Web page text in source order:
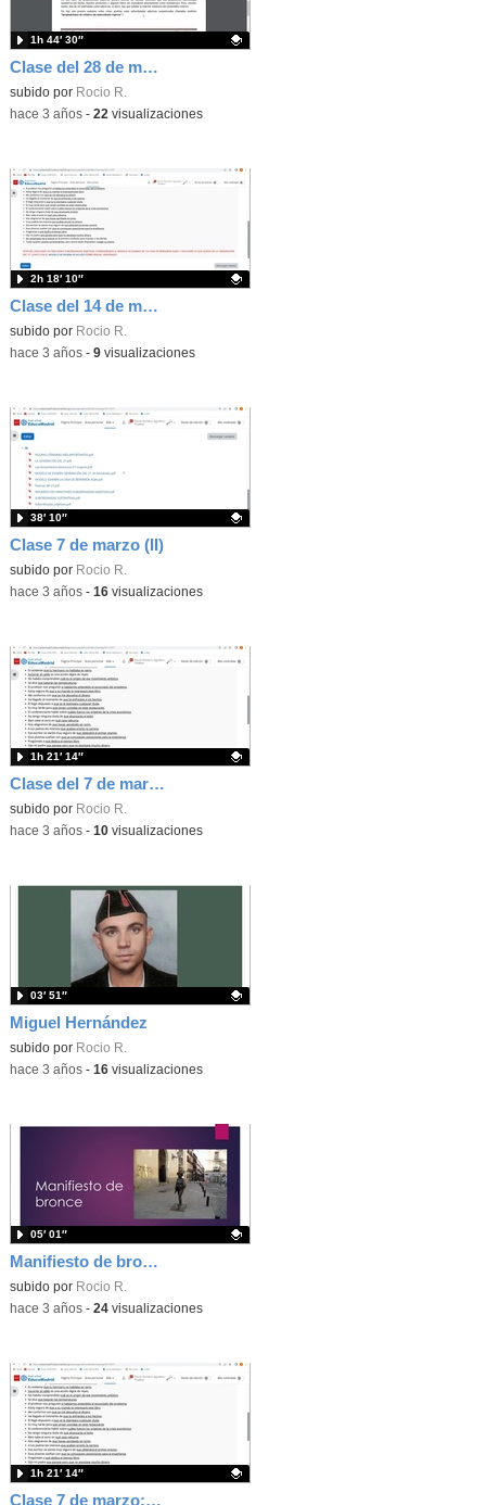
Clase del 28 de marzo
Contenido educativo.
subido por Rocio R.
1h 44′ 30″
-hace 3 años- 22 visualizaciones
Clase del 14 de marzo
Contenido educativo.
subido por Rocio R.
2h 18′ 10″
-hace 3 años- 9visualizaciones
Clase 7 de marzo (II)
Contenido educativo.
subido por Rocio R.
38′ 10″
-hace 3 años- 16visualizaciones
Clase del 7 de marzo (I)
Contenido educativo.
subido por Rocio R.
1h 21′ 14″
-hace 3 años- 10visualizaciones
Miguel Hernández
Contenido educativo.
subido por Rocio R.
03′ 51″
-hace 3 años- 16visualizaciones
Manifiesto de bronce
Contenido educativo.
subido por Rocio R.
05′ 01″
-hace 3 años- 24visualizaciones
Clase 7 de marzo: subordinadas sustantivas (práctica)
1h 21′ 14″